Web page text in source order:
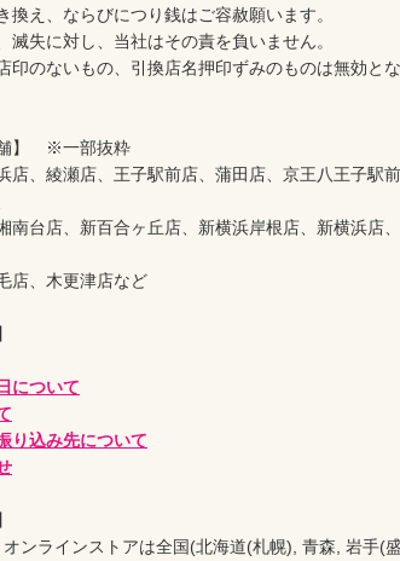
換え、ならびにつり銭はご容赦願います。
滅失に対し、当社はその責を負いません。
印のないもの、引換店名押印ずみのものは無効とな
】　※一部抜粋
店、綾瀬店、王子駅前店、蒲田店、京王八王子駅
南台店、新百合ヶ丘店、新横浜岸根店、新横浜店
店、木更津店など
について
り込み先について
ンラインストアは全国(北海道(札幌), 青森, 岩手(